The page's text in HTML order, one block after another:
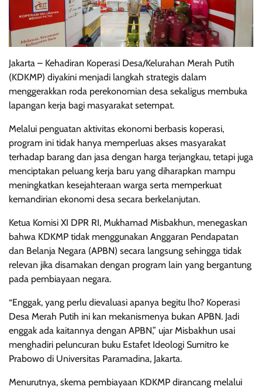
Jakarta – Kehadiran Koperasi Desa/Kelurahan Merah Putih
(KDKMP) diyakini menjadi langkah strategis dalam
menggerakkan roda perekonomian desa sekaligus membuka
lapangan kerja bagi masyarakat setempat.
Melalui penguatan aktivitas ekonomi berbasis koperasi,
program ini tidak hanya memperluas akses masyarakat
terhadap barang dan jasa dengan harga terjangkau, tetapi juga
menciptakan peluang kerja baru yang diharapkan mampu
meningkatkan kesejahteraan warga serta memperkuat
kemandirian ekonomi desa secara berkelanjutan.
Ketua Komisi XI DPR RI, Mukhamad Misbakhun, menegaskan
bahwa KDKMP tidak menggunakan Anggaran Pendapatan
dan Belanja Negara (APBN) secara langsung sehingga tidak
relevan jika disamakan dengan program lain yang bergantung
pada pembiayaan negara.
“Enggak, yang perlu dievaluasi apanya begitu lho? Koperasi
Desa Merah Putih ini kan mekanismenya bukan APBN. Jadi
enggak ada kaitannya dengan APBN,” ujar Misbakhun usai
menghadiri peluncuran buku Estafet Ideologi Sumitro ke
Prabowo di Universitas Paramadina, Jakarta.
Menurutnya, skema pembiayaan KDKMP dirancang melalui